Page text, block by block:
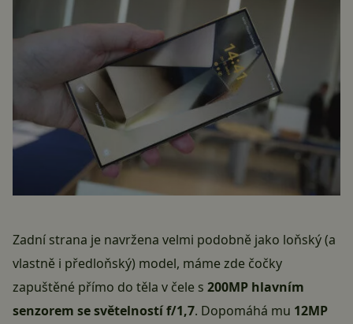
Zadní strana je navržena velmi podobně jako loňský (a
vlastně i předloňský) model, máme zde čočky
zapuštěné přímo do těla v čele s 200MP hlavním
senzorem se světelností f/1,7. Dopomáhá mu 12MP